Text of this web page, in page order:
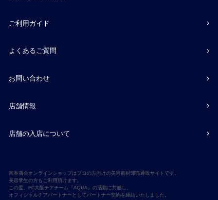
ご利用ガイド
よくあるご質問
お問い合わせ
店舗情報
店舗の入店について
岡本商会オンラインショップはプロの方向けの美容商材卸売通販サイトです。
美容学生の方もご利用頂けます。
この度、FC大阪チアチーム『AQUA』の活動に共感し、
オフィシャルチアパートナーとしてパートナー契約を締結いたしました。